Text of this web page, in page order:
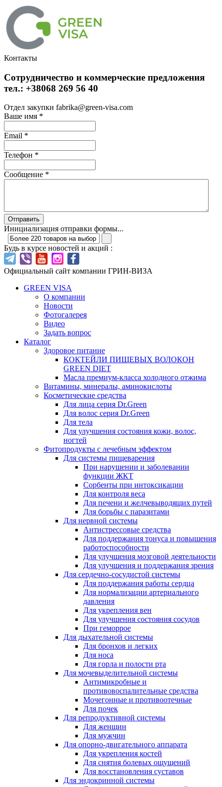
Контакты
Сотрудничество и коммерческие предложения
тел.: +38068 269 56 40
Отдел закупки fabrika@green-visa.com
Ваше имя *
Email *
Телефон *
Сообщение *
Отправить
Инициализация отправки формы...
Будь в курсе новостей и акций :
Официальный сайт компании ГРИН-ВИЗА
GREEN VISA
О компании
Новости
Фотогалерея
Видео
Задать вопрос
Каталог
Здоровое питание
КОКТЕЙЛИ ПИЩЕВЫХ ВОЛОКОН
GREEN DIET
Масла премиум-класса холодного отжима
Витамины, минералы, аминокислоты
Косметические средства
Для лица серия Dr.Green
Для волос серия Dr.Green
Для тела
Для улучшения состояния кожи, волос,
ногтей
Фитопродукты с лечебным эффектом
Для системы пищеварения
При нарушении и заболевании
функции ЖКТ
Сорбенты при интоксикации
Для контроля веса
Для печени и желчевыводящих путей
Для борьбы с паразитами
Для нервной системы
Антистрессовые средства
Для поддержания тонуса и повышения
работоспособности
Для улучшения мозговой деятельности
Для улучшения и поддержания зрения
Для сердечно-сосудистой системы
Для поддержания работы сердца
Для нормализации артериального
давления
Для укрепления вен
Для улучшения состояния сосудов
При геморрое
Для дыхательной системы
Для бронхов и легких
Для носа
Для горла и полости рта
Для мочевыделительной системы
Антимикробные и
противовоспалительные средства
Мочегонные и противоотечные
Для почек
Для репродуктивной системы
Для женщин
Для мужчин
Для опорно-двигательного аппарата
Для укрепления костей
Для снятия болевых ощущений
Для восстановления суставов
Для эндокринной системы